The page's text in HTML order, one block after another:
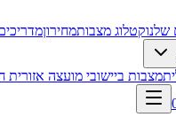
שלנוקטלוג מצבותמחירון
מצבות ביישובי מועצה אזורית